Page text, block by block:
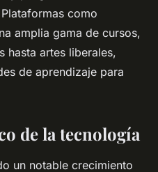
como
amplia gama de cursos,
hasta artes liberales,
de aprendizaje para
de la tecnología
un notable crecimiento